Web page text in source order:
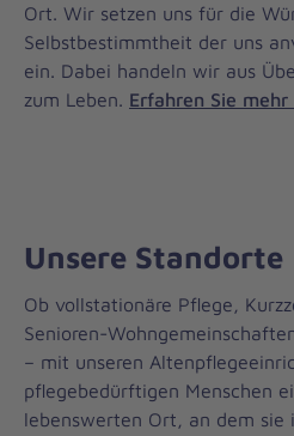
Ort. Wir setzen uns für die
Selbstbestimmtheit der uns
ein. Dabei handeln wir aus
zum Leben. Erfahren Sie mehr
Unsere Standorte
Ob vollstationäre Pflege,
Senioren-
– mit unseren
pflegebedürftigen Menschen
lebenswerten Ort, an dem sie